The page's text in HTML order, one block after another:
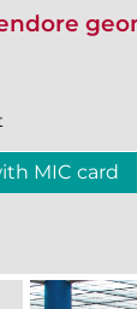
MIC card